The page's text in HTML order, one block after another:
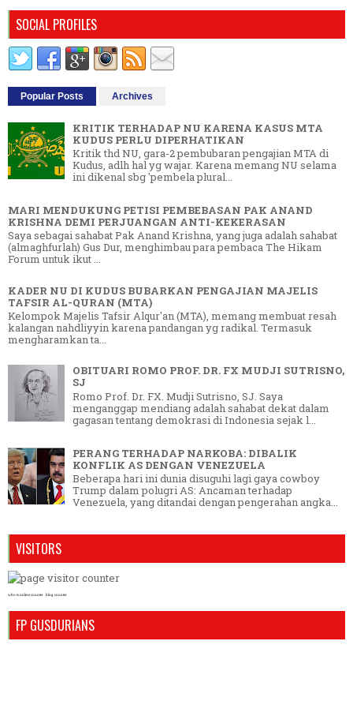
SOCIAL PROFILES
Popular Posts Archives
KRITIK TERHADAP NU KARENA KASUS MTA
KUDUS PERLU DIPERHATIKAN
Kritik thd NU, gara-2 pembubaran pengajian MTA di
Kudus, adlh hal yg wajar. Karena memang NU selama
ini dikenal sbg 'pembela plural...
MARI MENDUKUNG PETISI PEMBEBASAN PAK ANAND
KRISHNA DEMI PERJUANGAN ANTI-KEKERASAN
Saya sebagai sahabat Pak Anand Krishna, yang juga adalah sahabat
(almaghfurlah) Gus Dur, menghimbau para pembaca The Hikam
Forum untuk ikut ...
KADER NU DI KUDUS BUBARKAN PENGAJIAN MAJELIS
TAFSIR AL-QURAN (MTA)
Kelompok Majelis Tafsir Alqur'an (MTA), memang membuat resah
kalangan nahdliyyin karena pandangan yg radikal. Termasuk
mengharamkan ta...
OBITUARI ROMO PROF. DR. FX MUDJI SUTRISNO,
SJ
Romo Prof. Dr. FX. Mudji Sutrisno, SJ. Saya
menganggap mendiang adalah sahabat dekat dalam
gagasan tentang demokrasi di Indonesia sejak l...
PERANG TERHADAP NARKOBA: DIBALIK
KONFLIK AS DENGAN VENEZUELA
Beberapa hari ini dunia disuguhi lagi gaya cowboy
Trump dalam polugri AS: Ancaman terhadap
Venezuela, yang ditandai dengan pengerahan angka...
VISITORS
who is online counter blog counter
FP GUSDURIANS